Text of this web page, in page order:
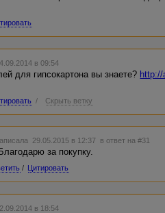
в 09:54
для гипсокартона вы знаете? http://
/ Скрыть ветку
29.05.2015 в 12:37 в ответ на #31
за покупку.
/ Цитировать
в 18:54